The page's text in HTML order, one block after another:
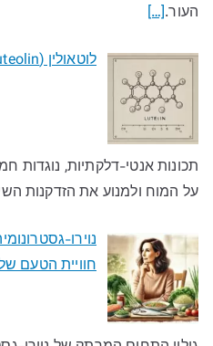
העור.[…]
לוטאולין (luteolin)
תכונות אנטי-דלקתיות, נוגדות
על המוח ולמנוע את הזדקנות
נוירו-
חוויית הטעם